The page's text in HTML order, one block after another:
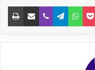
پاکتواتس آپ تلگراموایبر اشتراک گذاری از طریق ایمیل